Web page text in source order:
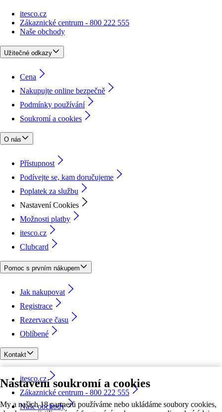
Nastavení soukromí a cookies
My a našich 18 partnerů používáme nebo ukládáme soubory cookies,
itesco.cz
Zákaznické centrum - 800 222 555
Naše obchody
Užitečné odkazy
Cena
Nakupujte online bezpečně
Podmínky používání
Soukromí a cookies
O nás
Přístupnost
Podívejte se, kam doručujeme
Poplatek za službu
Nastavení Cookies
Možnosti platby
itesco.cz
Clubcard
Pomoc s prvním nákupem
Jak nakupovat
Registrace
Rezervace času
Oblíbené
Kontakt
itesco.cz
Zákaznické centrum - 800 222 555
Naše obchody